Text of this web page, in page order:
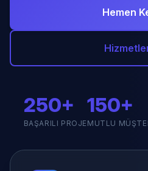
Hemen
250+
BAŞARILI PROJE
150+
MUTLU